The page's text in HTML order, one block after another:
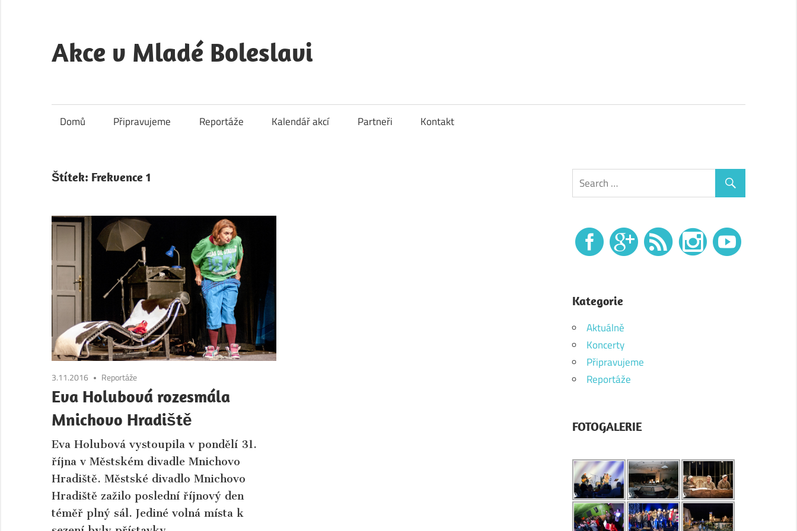
content
Akce v Mladé Boleslavi
a
portál
Mladá
Boleslav.
Aktuální
informace
společnosti
a
kultury
města
Mladá
Boleslav
a
okolí.
Domů Připravujeme Reportáže Kalendář akcí Partneři Kontakt
Štítek: Frekvence 1
3.11.2016 Reportáže
Eva Holubová rozesmála
Mnichovo Hradiště
Eva Holubová vystoupila v pondělí 31.
října v Městském divadle Mnichovo
Hradiště. Městské divadlo Mnichovo
Hradiště zažilo poslední říjnový den
téměř plný sál. Jediné volná místa k
Kategorie
Aktuálně
Koncerty
Připravujeme
Reportáže
FOTOGALERIE